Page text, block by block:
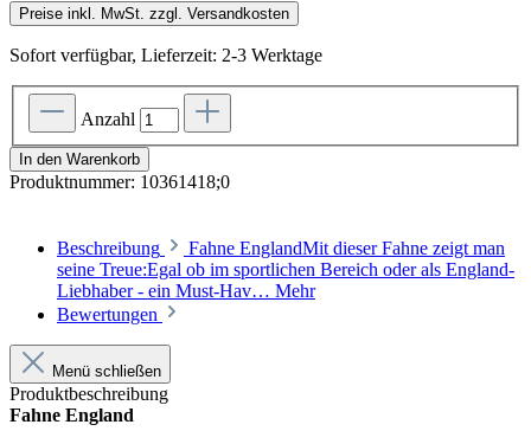
Preise inkl. MwSt. zzgl. Versandkosten
Sofort verfügbar, Lieferzeit: 2-3 Werktage
Anzahl
In den Warenkorb
Produktnummer: 10361418;0
Beschreibung
Fahne EnglandMit dieser Fahne zeigt man
seine Treue:Egal ob im sportlichen Bereich oder als England-
Liebhaber - ein Must-Hav… Mehr
Bewertungen
Menü schließen
Produktbeschreibung
Fahne England